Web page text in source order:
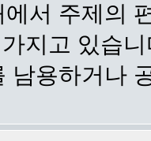
서 주제의
지고 있습
남용하거나